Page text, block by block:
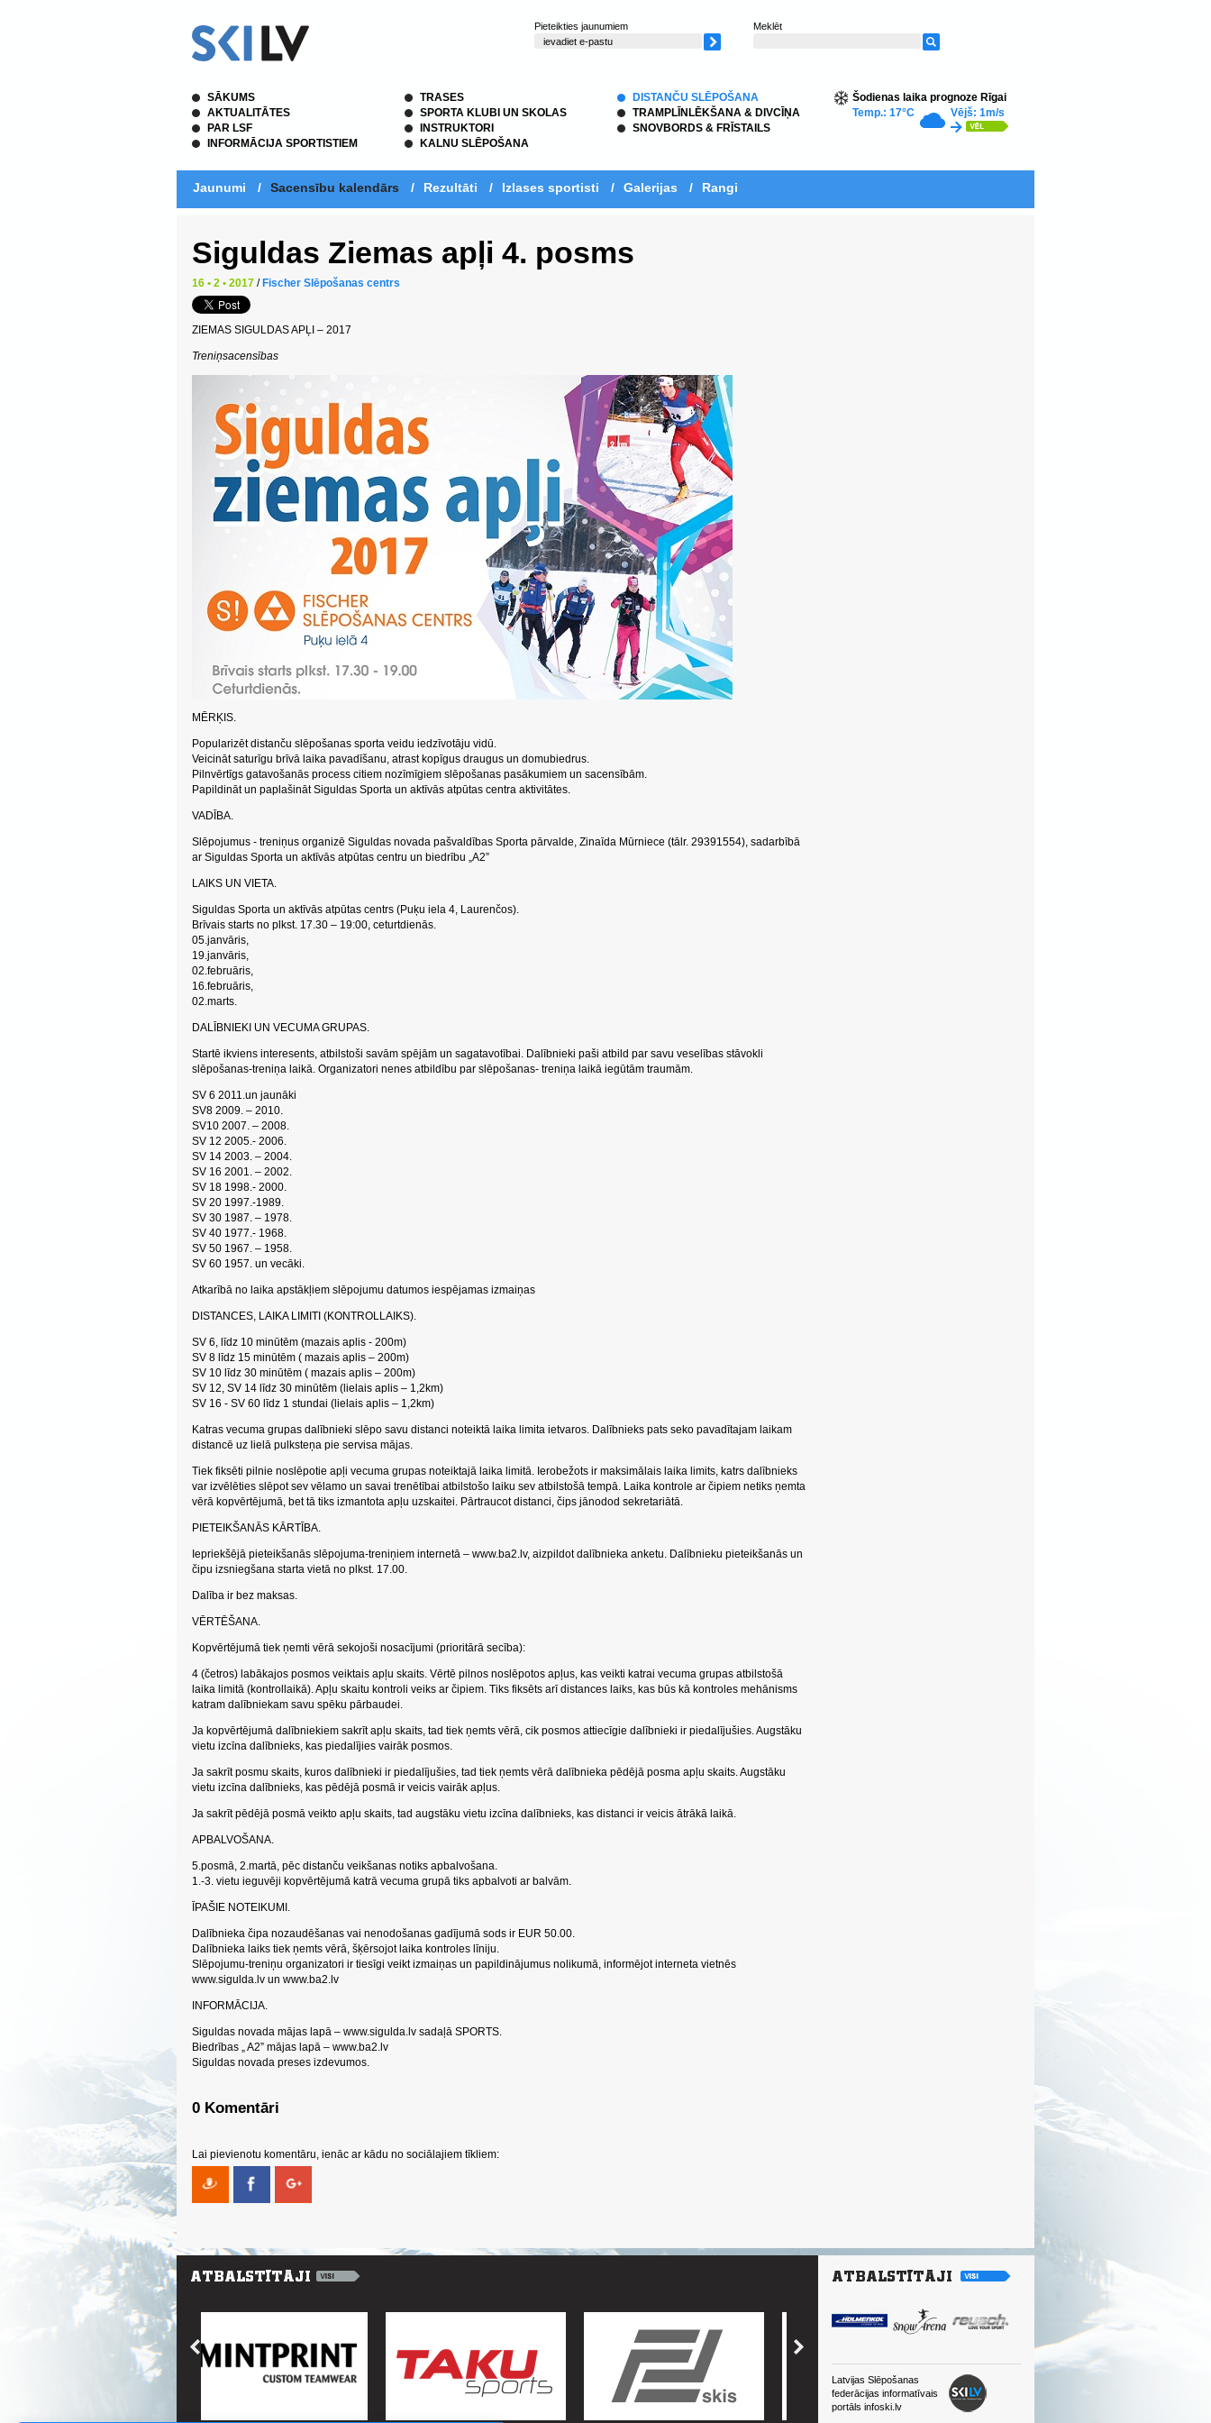
Pieteikties jaunumiem Meklēt
SĀKUMS
AKTUALITĀTES
PAR LSF
INFORMĀCIJA SPORTISTIEM
TRASES
SPORTA KLUBI UN SKOLAS
INSTRUKTORI
KALNU SLĒPOŠANA
DISTANČU SLĒPOŠANA
TRAMPLĪNLĒKŠANA & DIVCĪŅA
SNOVBORDS & FRĪSTAILS
Šodienas laika prognoze Rīgai
Temp.: 17°C
Vējš: 1m/s
Jaunumi / Sacensību kalendārs / Rezultāti / Izlases sportisti / Galerijas / Rangi
Siguldas Ziemas apļi 4. posms
16 • 2 • 2017 / Fischer Slēpošanas centrs
ZIEMAS SIGULDAS APĻI – 2017
Treniņsacensības
MĒRĶIS.
Popularizēt distanču slēpošanas sporta veidu iedzīvotāju vidū.
Veicināt saturīgu brīvā laika pavadīšanu, atrast kopīgus draugus un domubiedrus.
Pilnvērtīgs gatavošanās process citiem nozīmīgiem slēpošanas pasākumiem un sacensībām.
Papildināt un paplašināt Siguldas Sporta un aktīvās atpūtas centra aktivitātes.
VADĪBA.
Slēpojumus - treniņus organizē Siguldas novada pašvaldības Sporta pārvalde, Zinaīda Mūrniece (tālr. 29391554), sadarbībā
ar Siguldas Sporta un aktīvās atpūtas centru un biedrību „A2”
LAIKS UN VIETA.
Siguldas Sporta un aktīvās atpūtas centrs (Puķu iela 4, Laurenčos).
Brīvais starts no plkst. 17.30 – 19:00, ceturtdienās.
05.janvāris,
19.janvāris,
02.februāris,
16.februāris,
02.marts.
DALĪBNIEKI UN VECUMA GRUPAS.
Startē ikviens interesents, atbilstoši savām spējām un sagatavotībai. Dalībnieki paši atbild par savu veselības stāvokli
slēpošanas-treniņa laikā. Organizatori nenes atbildību par slēpošanas- treniņa laikā iegūtām traumām.
SV 6 2011.un jaunāki
SV8 2009. – 2010.
SV10 2007. – 2008.
SV 12 2005.- 2006.
SV 14 2003. – 2004.
SV 16 2001. – 2002.
SV 18 1998.- 2000.
SV 20 1997.-1989.
SV 30 1987. – 1978.
SV 40 1977.- 1968.
SV 50 1967. – 1958.
SV 60 1957. un vecāki.
Atkarībā no laika apstākļiem slēpojumu datumos iespējamas izmaiņas
DISTANCES, LAIKA LIMITI (KONTROLLAIKS).
SV 6, līdz 10 minūtēm (mazais aplis - 200m)
SV 8 līdz 15 minūtēm ( mazais aplis – 200m)
SV 10 līdz 30 minūtēm ( mazais aplis – 200m)
SV 12, SV 14 līdz 30 minūtēm (lielais aplis – 1,2km)
SV 16 - SV 60 līdz 1 stundai (lielais aplis – 1,2km)
Katras vecuma grupas dalībnieki slēpo savu distanci noteiktā laika limita ietvaros. Dalībnieks pats seko pavadītajam laikam
distancē uz lielā pulksteņa pie servisa mājas.
Tiek fiksēti pilnie noslēpotie apļi vecuma grupas noteiktajā laika limitā. Ierobežots ir maksimālais laika limits, katrs dalībnieks
var izvēlēties slēpot sev vēlamo un savai trenētībai atbilstošo laiku sev atbilstošā tempā. Laika kontrole ar čipiem netiks ņemta
vērā kopvērtējumā, bet tā tiks izmantota apļu uzskaitei. Pārtraucot distanci, čips jānodod sekretariātā.
PIETEIKŠANĀS KĀRTĪBA.
Iepriekšējā pieteikšanās slēpojuma-treniņiem internetā – www.ba2.lv, aizpildot dalībnieka anketu. Dalībnieku pieteikšanās un
čipu izsniegšana starta vietā no plkst. 17.00.
Dalība ir bez maksas.
VĒRTĒŠANA.
Kopvērtējumā tiek ņemti vērā sekojoši nosacījumi (prioritārā secība):
4 (četros) labākajos posmos veiktais apļu skaits. Vērtē pilnos noslēpotos apļus, kas veikti katrai vecuma grupas atbilstošā
laika limitā (kontrollaikā). Apļu skaitu kontroli veiks ar čipiem. Tiks fiksēts arī distances laiks, kas būs kā kontroles mehānisms
katram dalībniekam savu spēku pārbaudei.
Ja kopvērtējumā dalībniekiem sakrīt apļu skaits, tad tiek ņemts vērā, cik posmos attiecīgie dalībnieki ir piedalījušies. Augstāku
vietu izcīna dalībnieks, kas piedalījies vairāk posmos.
Ja sakrīt posmu skaits, kuros dalībnieki ir piedalījušies, tad tiek ņemts vērā dalībnieka pēdējā posma apļu skaits. Augstāku
vietu izcīna dalībnieks, kas pēdējā posmā ir veicis vairāk apļus.
Ja sakrīt pēdējā posmā veikto apļu skaits, tad augstāku vietu izcīna dalībnieks, kas distanci ir veicis ātrākā laikā.
APBALVOŠANA.
5.posmā, 2.martā, pēc distanču veikšanas notiks apbalvošana.
1.-3. vietu ieguvēji kopvērtējumā katrā vecuma grupā tiks apbalvoti ar balvām.
ĪPAŠIE NOTEIKUMI.
Dalībnieka čipa nozaudēšanas vai nenodošanas gadījumā sods ir EUR 50.00.
Dalībnieka laiks tiek ņemts vērā, šķērsojot laika kontroles līniju.
Slēpojumu-treniņu organizatori ir tiesīgi veikt izmaiņas un papildinājumus nolikumā, informējot interneta vietnēs
www.sigulda.lv un www.ba2.lv
INFORMĀCIJA.
Siguldas novada mājas lapā – www.sigulda.lv sadaļā SPORTS.
Biedrības „ A2” mājas lapā – www.ba2.lv
Siguldas novada preses izdevumos.
0 Komentāri
Lai pievienotu komentāru, ienāc ar kādu no sociālajiem tīkliem:
Latvijas Slēpošanas
federācijas informatīvais
portāls infoski.lv